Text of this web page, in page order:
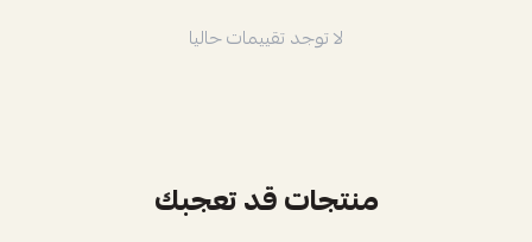
لا توجد تقييمات حاليا
منتجات قد تعجبك